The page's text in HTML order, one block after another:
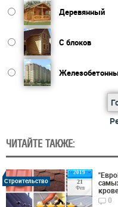
Деревянный
С блоков
ЧИТАЙТЕ ТАКЖЕ:
2019
21
Фев
Строительство
0